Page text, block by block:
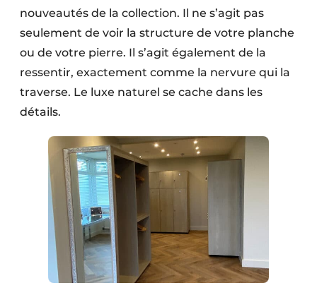
nouveautés de la collection. Il ne s’agit pas
seulement de voir la structure de votre planche
ou de votre pierre. Il s’agit également de la
ressentir, exactement comme la nervure qui la
traverse. Le luxe naturel se cache dans les
détails.